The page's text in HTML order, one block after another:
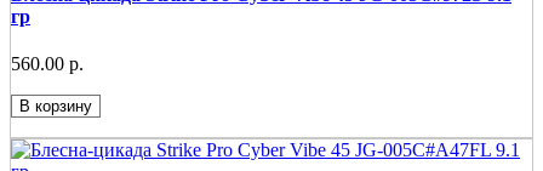
гр
560.00 р.
В корзину